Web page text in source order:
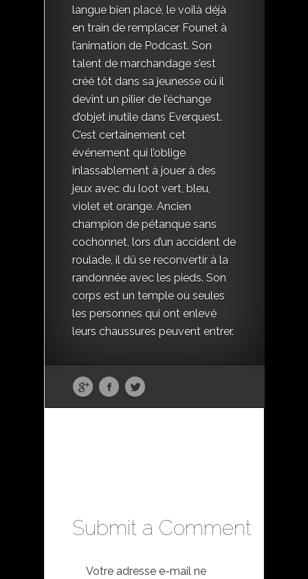
langue bien placé, le voilà déjà
en train de remplacer Founet à
l’animation de Podcast. Son
talent de marchandage s’est
créé tôt dans sa jeunesse où il
devint un pilier de l’échange
d’objet inutile dans Everquest.
C’est certainement cet
événement qui l’oblige
inlassablement à jouer à des
jeux avec du loot vert, bleu,
violet et orange. Ancien
champion de pétanque sans
cochonnet, lors d’un accident de
roulade, il dû se reconvertir à la
randonnée avec les pieds. Son
corps est un temple où seules
les personnes qui ont enlevé
leurs chaussures peuvent entrer.
Submit a Comment
Votre adresse e-mail ne